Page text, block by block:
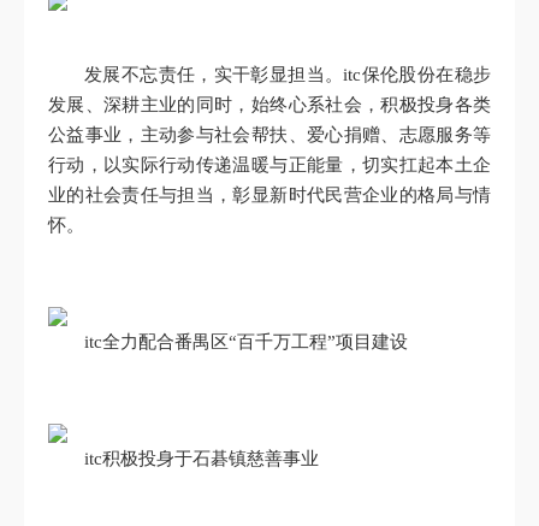
发展不忘责任，实干彰显担当。itc保伦股份在稳步
发展、深耕主业的同时，始终心系社会，积极投身各类
公益事业，主动参与社会帮扶、爱心捐赠、志愿服务等
行动，以实际行动传递温暖与正能量，切实扛起本土企
业的社会责任与担当，彰显新时代民营企业的格局与情
怀。
itc全力配合番禺区“百千万工程”项目建设
itc积极投身于石碁镇慈善事业